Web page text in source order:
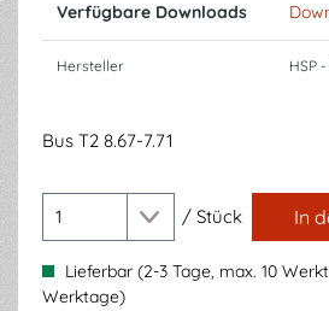
Verfügbare Downloads
Hersteller HSP -
Bus T2 8.67-7.71
/ Stück In
Lieferbar (2-3 Tage, max. 10
Werktage)